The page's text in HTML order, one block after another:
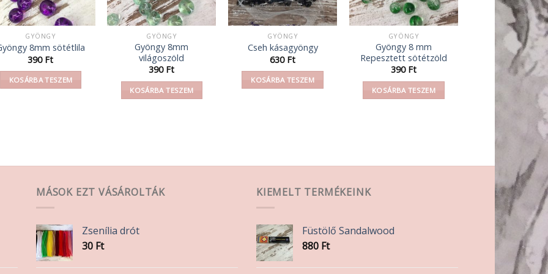
GYÖNGY
8mm sötétlila
390 Ft
KOSÁRBA TESZEM
GYÖNGY
Gyöngy 8mm
világoszöld
390 Ft
KOSÁRBA TESZEM
GYÖNGY
Cseh kásagyöngy
630 Ft
KOSÁRBA TESZEM
GYÖNGY
Gyöngy 8 mm
Repesztett sötétzöld
390 Ft
KOSÁRBA TESZEM
MÁSOK EZT VÁSÁROLTÁK
Zsenília drót
30 Ft
KIEMELT TERMÉKEINK
Füstölő Sandalwood
880 Ft